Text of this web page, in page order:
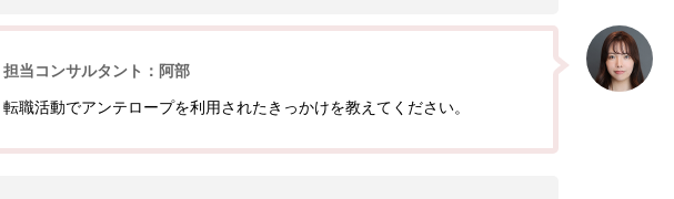
担当コンサルタント：阿部
転職活動でアンテロープを利用されたきっかけを教えてください。